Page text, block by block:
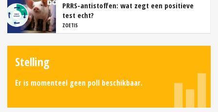
PRRS-antistoffen: wat zegt een positieve
test echt?
ZOETIS
Stelling
Er is momenteel geen poll beschikbaar.